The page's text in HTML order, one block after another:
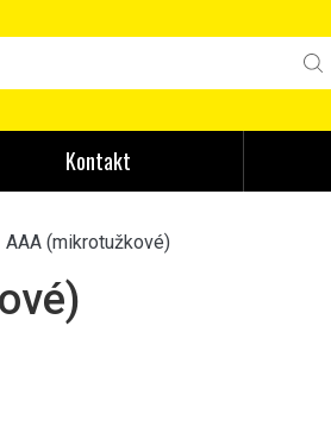
Kontakt
AAA (mikrotužkové)